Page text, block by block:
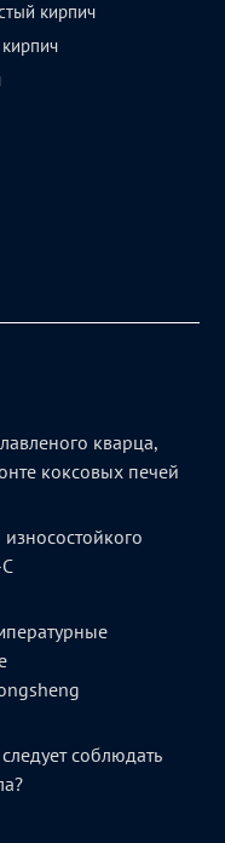
кирпич
кварца,
коксовых печей
соблюдать